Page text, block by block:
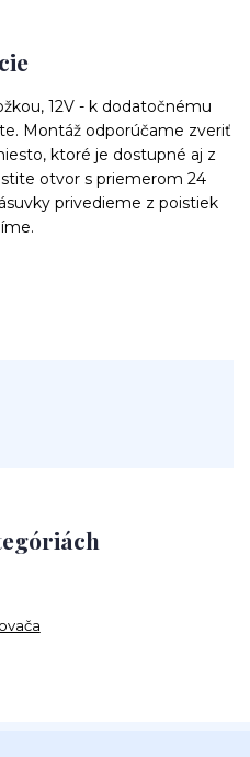
12V - k dodatočnému
Montáž odporúčame zveriť
ktoré je dostupné aj z
otvor s priemerom 24
privedieme z poistiek